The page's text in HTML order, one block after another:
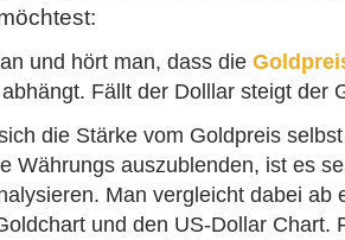
und hört man, dass die
Fällt der Dolllar steigt der
die Stärke vom Goldpreis
Währungs auszublenden, ist es
Man vergleicht dabei ab
und den US-Dollar Chart.